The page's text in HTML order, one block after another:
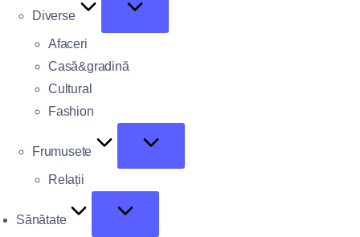
Diverse
Afaceri
Casă&gradină
Cultural
Fashion
Frumusete
Relații
Sănătate